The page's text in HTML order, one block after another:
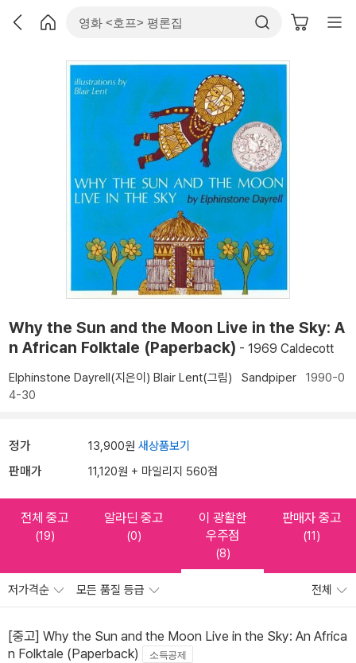
Why the Sun and the Moon Live in the Sky: A
n African Folktale (Paperback) - 1969 Caldecott
Elphinstone Dayrell(지은이) Blair Lent(그림) Sandpiper 1990-0
4-30
정가 13,900원 새상품보기
판매가 11,120원 + 마일리지 560점
전체 중고
(19)
알라딘 중고
(0)
이 광활한
우주점
(8)
판매자 중고
(11)
저가격순 모든 품질 등급 전체
[중고] Why the Sun and the Moon Live in the Sky: An Africa
n Folktale (Paperback)
소득공제